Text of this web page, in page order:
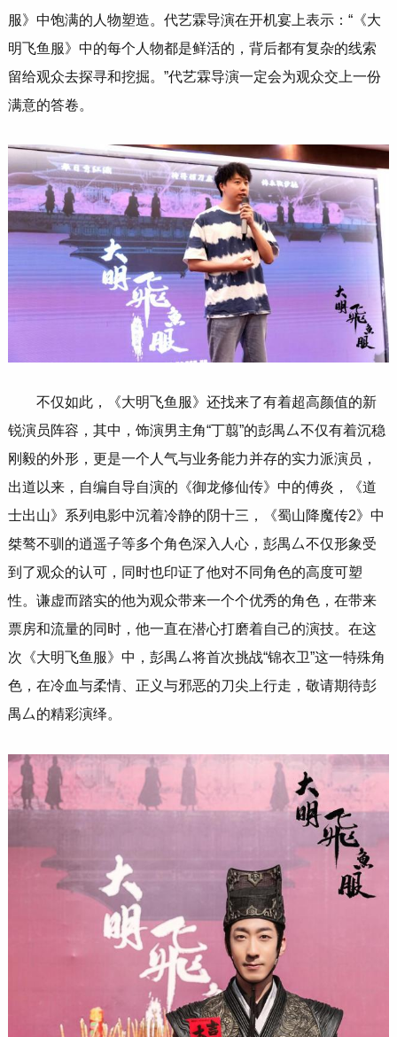
服》中饱满的人物塑造。代艺霖导演在开机宴上表示：“《大
明飞鱼服》中的每个人物都是鲜活的，背后都有复杂的线索
留给观众去探寻和挖掘。”代艺霖导演一定会为观众交上一份
满意的答卷。
不仅如此，《大明飞鱼服》还找来了有着超高颜值的新
锐演员阵容，其中，饰演男主角“丁翦”的彭禺厶不仅有着沉稳
刚毅的外形，更是一个人气与业务能力并存的实力派演员，
出道以来，自编自导自演的《御龙修仙传》中的傅炎，《道
士出山》系列电影中沉着冷静的阴十三，《蜀山降魔传2》中
桀骜不驯的逍遥子等多个角色深入人心，彭禺厶不仅形象受
到了观众的认可，同时也印证了他对不同角色的高度可塑
性。谦虚而踏实的他为观众带来一个个优秀的角色，在带来
票房和流量的同时，他一直在潜心打磨着自己的演技。在这
次《大明飞鱼服》中，彭禺厶将首次挑战“锦衣卫”这一特殊角
色，在冷血与柔情、正义与邪恶的刀尖上行走，敬请期待彭
禺厶的精彩演绎。